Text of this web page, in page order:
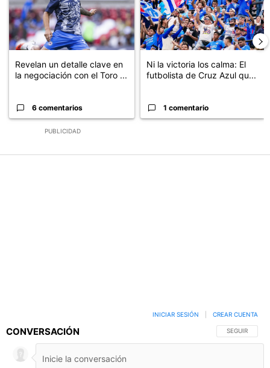
PUBLICIDAD
Revelan un detalle clave en
la negociación con el Toro ...
6 comentarios
Ni la victoria los calma: El
futbolista de Cruz Azul qu...
1 comentario
CONVERSACIÓN SIGA ESTA
SEGUIR
INICIAR SESIÓN CREAR CUENTA